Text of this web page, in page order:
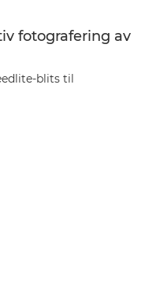
fotografering av
blits til